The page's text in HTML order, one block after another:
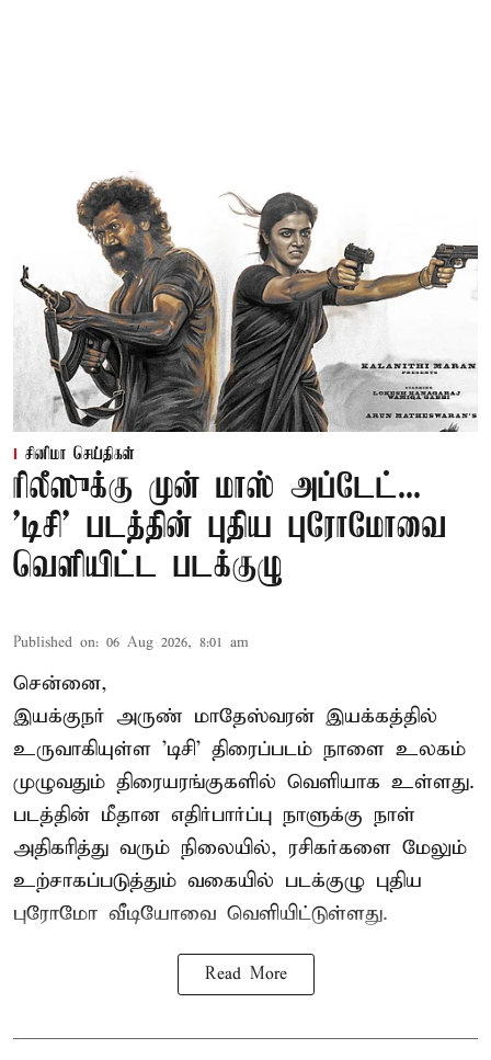
சினிமா செய்திகள்
ரிலீஸுக்கு முன் மாஸ் அப்டேட்...
'டிசி' படத்தின் புதிய புரோமோவை
வெளியிட்ட படக்குழு
Published on: 06 Aug 2026, 8:01 am
சென்னை,
இயக்குநர் அருண் மாதேஸ்வரன் இயக்கத்தில்
உருவாகியுள்ள 'டிசி' திரைப்படம் நாளை உலகம்
முழுவதும் திரையரங்குகளில் வெளியாக உள்ளது.
படத்தின் மீதான எதிர்பார்ப்பு நாளுக்கு நாள்
அதிகரித்து வரும் நிலையில், ரசிகர்களை மேலும்
உற்சாகப்படுத்தும் வகையில் படக்குழு புதிய
புரோமோ வீடியோவை வெளியிட்டுள்ளது.
Read More